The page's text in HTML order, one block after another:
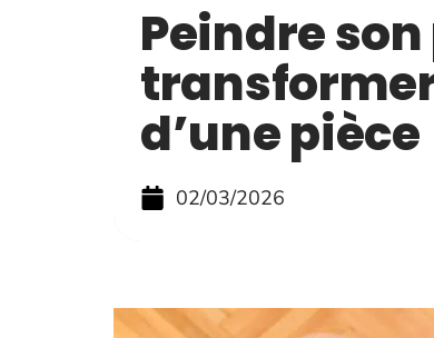
Peindre
d’une pièce
02/03/2026